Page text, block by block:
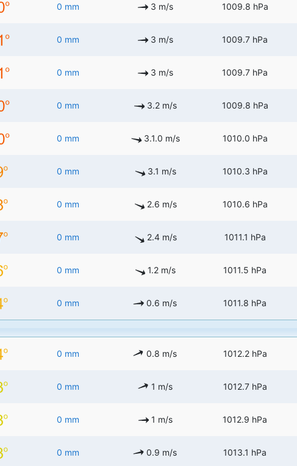
0 mm 3 m/s 1009.8 hPa
0 mm 3 m/s 1009.7 hPa
0 mm 3 m/s 1009.7 hPa
0 mm 3.2 m/s 1009.8 hPa
0 mm 3.1.0 m/s 1010.0 hPa
0 mm 3.1 m/s 1010.3 hPa
0 mm 2.6 m/s 1010.6 hPa
0 mm 2.4 m/s 1011.1 hPa
0 mm 1.2 m/s 1011.5 hPa
0 mm 0.6 m/s 1011.8 hPa
0 mm 0.8 m/s 1012.2 hPa
0 mm 1 m/s 1012.7 hPa
0 mm 1 m/s 1012.9 hPa
0 mm 0.9 m/s 1013.1 hPa